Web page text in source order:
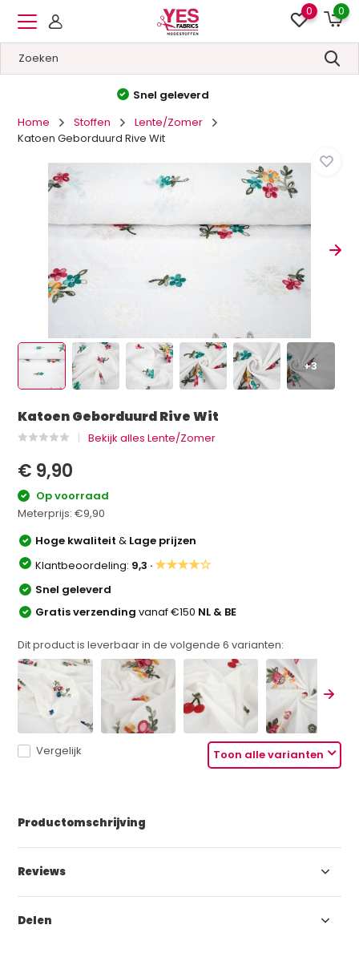
0 0
Hoge kwaliteit&Lage prijzen
Home
Stoffen
Lente/Zomer
Katoen Geborduurd Rive Wit
+3
Katoen Geborduurd Rive Wit
Bekijk alles Lente/Zomer
€ 9,90
Op voorraad
Meterprijs:€9,90
Hoge kwaliteit& Lage prijzen
Klantbeoordeling: 9,3 ·★★★★☆
Snel geleverd
Gratis verzendingvanaf €150 NL & BE
Dit product is leverbaar in de volgende6 varianten:
Toon alle varianten
Vergelijk
Productomschrijving
Reviews
Delen